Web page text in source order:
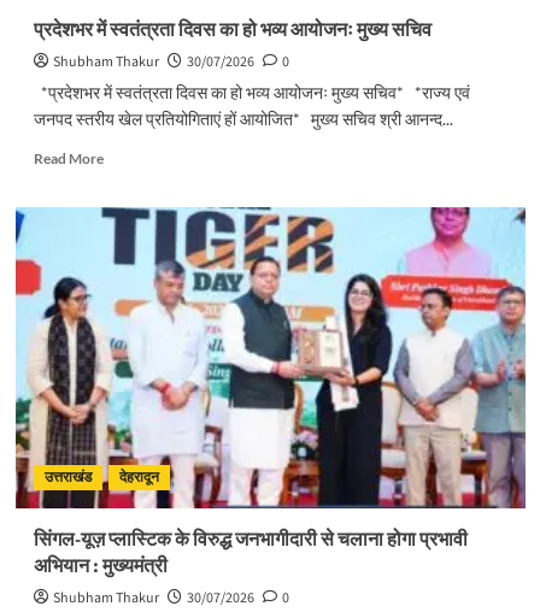
प्रदेशभर में स्वतंत्रता दिवस का हो भव्य आयोजनः मुख्य सचिव
Shubham Thakur 30/07/2026
0
*प्रदेशभर में स्वतंत्रता दिवस का हो भव्य आयोजनः मुख्य सचिव* *राज्य एवं
जनपद स्तरीय खेल प्रतियोगिताएं हों आयोजित* मुख्य सचिव श्री आनन्द...
Read MoreRead
प्रदेशभर
स्वतंत्रता
का
हो
भव्य
आयोजनः
मुख्य
सचिव
उत्तराखंड देहरादून
सिंगल-यूज़ प्लास्टिक के विरुद्ध जनभागीदारी से चलाना होगा प्रभावी
अभियान : मुख्यमंत्री
Shubham Thakur 30/07/2026
0